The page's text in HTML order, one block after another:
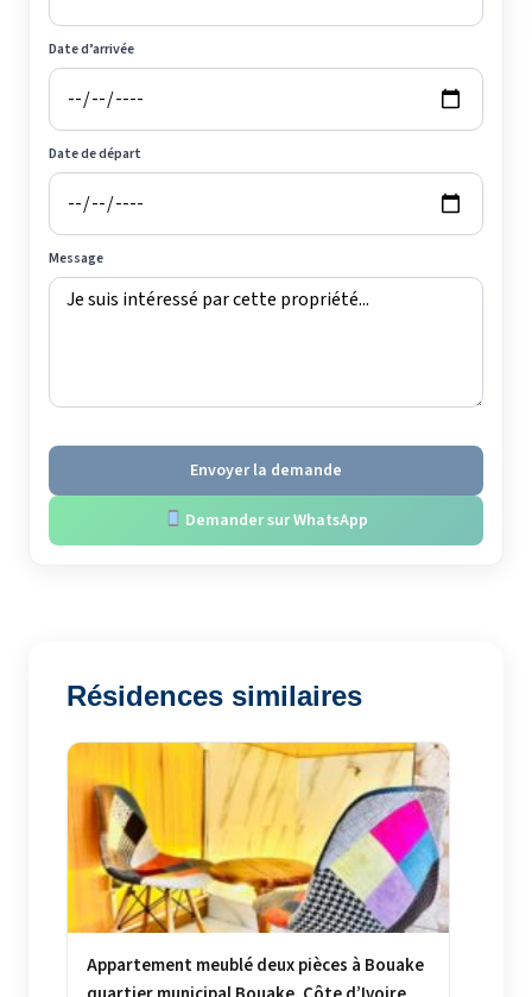
Date d’arrivée
Date de départ
Message
Envoyer la demande
Demander sur WhatsApp
Résidences similaires
Appartement meublé deux pièces à Bouake